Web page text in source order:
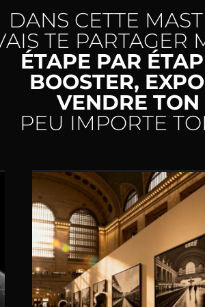
DANS CETTE
TE PARTAGER
ÉTAPE PAR
BOOSTER,
VENDRE TON
PEU IMPORTE